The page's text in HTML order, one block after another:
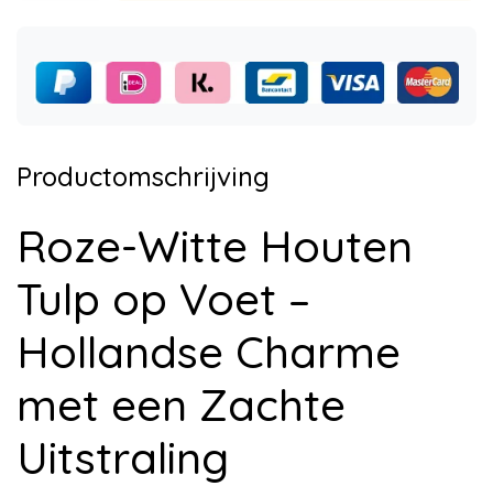
Productomschrijving
Roze-Witte Houten
Tulp op Voet –
Hollandse Charme
met een Zachte
Uitstraling